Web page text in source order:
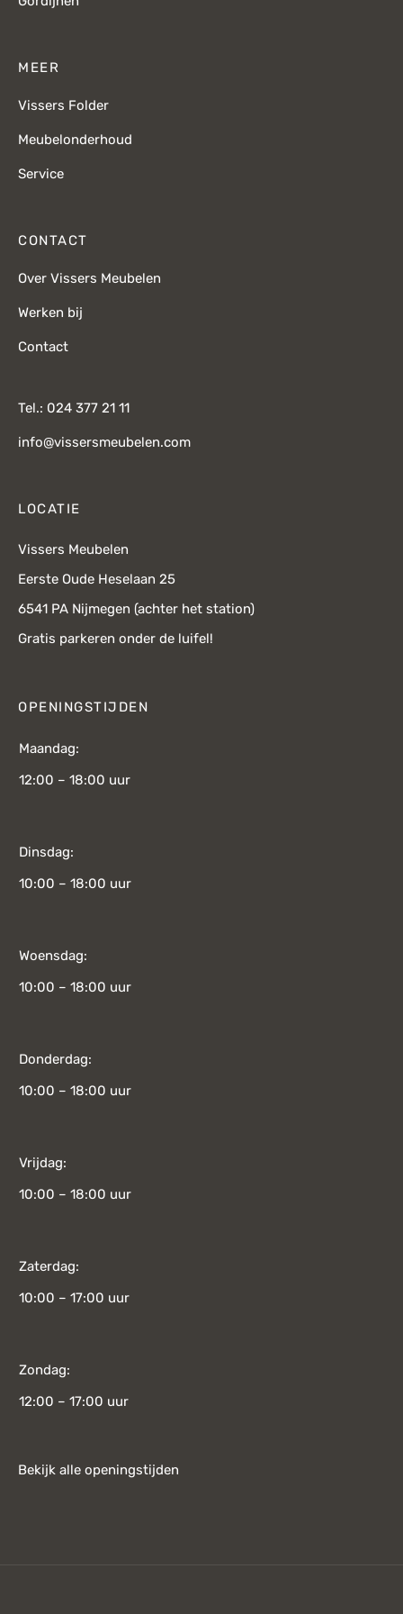
MEER
Vissers Folder
Meubelonderhoud
Service
CONTACT
Over Vissers Meubelen
Werken bij
Contact
Tel.: 024 377 21 11
info@vissersmeubelen.com
LOCATIE
Vissers Meubelen
Eerste Oude Heselaan 25
6541 PA Nijmegen (achter het station)
Gratis parkeren onder de luifel!
OPENINGSTIJDEN
Maandag:
12:00 – 18:00 uur
Dinsdag:
10:00 – 18:00 uur
Woensdag:
10:00 – 18:00 uur
Donderdag:
10:00 – 18:00 uur
Vrijdag:
10:00 – 18:00 uur
Zaterdag:
10:00 – 17:00 uur
Zondag:
12:00 – 17:00 uur
Bekijk alle openingstijden